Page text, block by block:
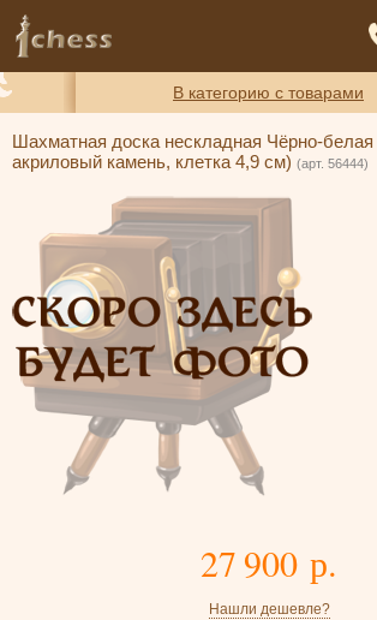
В категорию с товарами
Шахматная доска нескладная Чёрно-
акриловый камень, клетка 4,9 см) (арт. 56444)
27 900 р.
Нашли дешевле?